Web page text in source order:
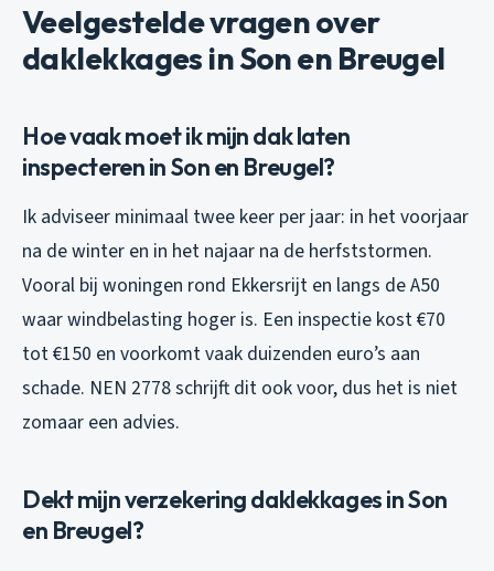
Veelgestelde vragen over
daklekkages in Son en Breugel
Hoe vaak moet ik mijn dak laten
inspecteren in Son en Breugel?
Ik adviseer minimaal twee keer per jaar: in het voorjaar
na de winter en in het najaar na de herfststormen.
Vooral bij woningen rond Ekkersrijt en langs de A50
waar windbelasting hoger is. Een inspectie kost €70
tot €150 en voorkomt vaak duizenden euro’s aan
schade. NEN 2778 schrijft dit ook voor, dus het is niet
zomaar een advies.
Dekt mijn verzekering daklekkages in Son
en Breugel?